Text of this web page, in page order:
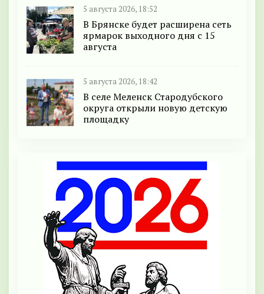
5 августа 2026, 18:52
В Брянске будет расширена сеть
ярмарок выходного дня с 15
августа
5 августа 2026, 18:42
В селе Меленск Стародубского
округа открыли новую детскую
площадку